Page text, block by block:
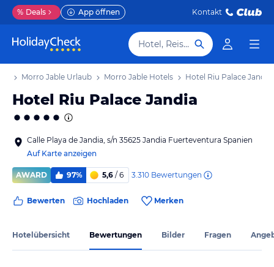
% Deals App öffnen Kontakt
Hotel, Reiseziel
Morro Jable Urlaub Morro Jable Hotels Hotel Riu Palace Jandia
Hotel Riu Palace Jandia
Calle Playa de Jandia, s/n 35625 Jandia Fuerteventura Spanien
Auf Karte anzeigen
AWARD 97% 5,6 / 6 3.310 Bewertungen
Bewerten Hochladen Merken
Hotelübersicht Bewertungen Bilder Fragen